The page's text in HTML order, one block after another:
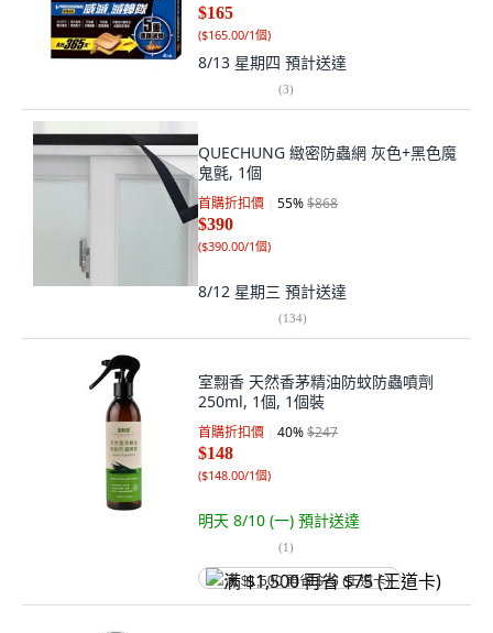
$165
($165.00/1個)
8/13 星期四 預計送達
(3)
QUECHUNG 緻密防蟲網 灰色+黑色魔
鬼氈, 1個
首購折扣價 55%$868
$390
($390.00/1個)
8/12 星期三 預計送達
(134)
室翲香 天然香茅精油防蚊防蟲噴劑
250ml, 1個, 1個裝
首購折扣價 40%$247
$148
($148.00/1個)
明天 8/10 (一) 預計送達
(1)
满 $1,500 再省 $75 (王道卡)